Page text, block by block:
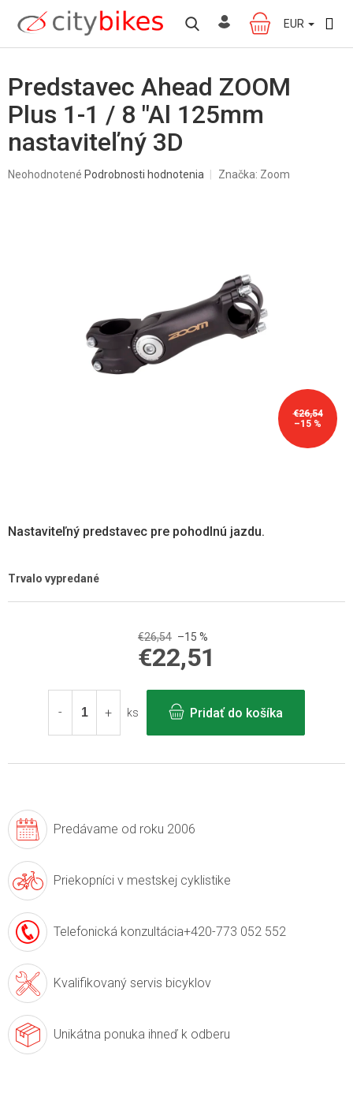
obsah
NÁKUPNÝ
KOŠÍK
EUR
Predstavec Ahead ZOOM
Plus 1-1 / 8 "Al 125mm
nastaviteľný 3D
Priemerné
Neohodnotené Podrobnosti hodnotenia Značka: Zoom
€26,54
–15 %
Trvalo vypredané
Nastaviteľný predstavec pre pohodlnú jazdu.
€26,54 –15 %
€22,51
cena:
ks
Pridať do košíka
Predávame od roku 2006
Priekopníci v mestskej cyklistike
Telefonická konzultácia+420-773 052 552
Kvalifikovaný servis bicyklov
Unikátna ponuka ihneď k odberu